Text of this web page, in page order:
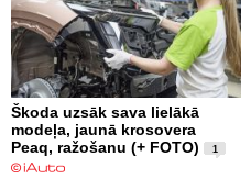
Škoda uzsāk sava lielākā
modeļa, jaunā krosovera
Peaq, ražošanu (+ FOTO)
1